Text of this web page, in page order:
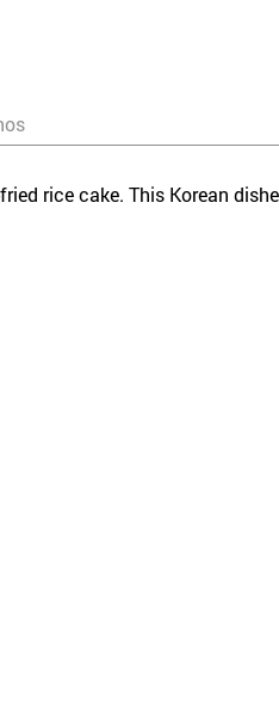
rice cake. This Korean